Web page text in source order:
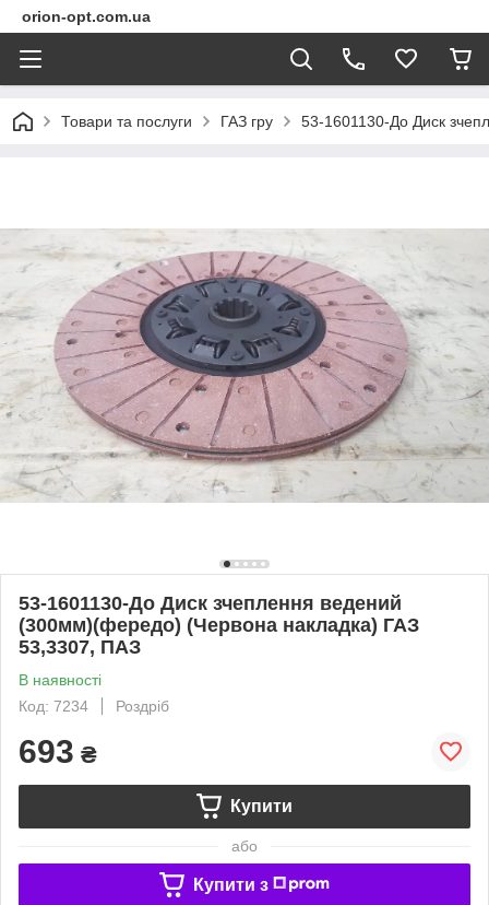
orion-opt.com.ua
Товари та послуги ГАЗ гру 53-1601130-До Диск
53-1601130-До Диск зчеплення ведений
(300мм)(фередо) (Червона накладка) ГАЗ
53,3307, ПАЗ
В наявності
Код: 7234
Роздріб
693 ₴
Купити
або
Купити з